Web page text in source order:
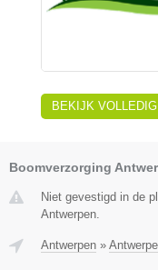
BEKIJK VOLLEDIG
Boomverzorging
Niet gevestigd in de
Antwerpen.
Antwerpen »